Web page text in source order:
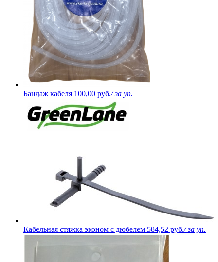
Бандаж кабеля 100,00 руб./ за уп.
Кабельная стяжка эконом с дюбелем 584,52 руб./ за уп.